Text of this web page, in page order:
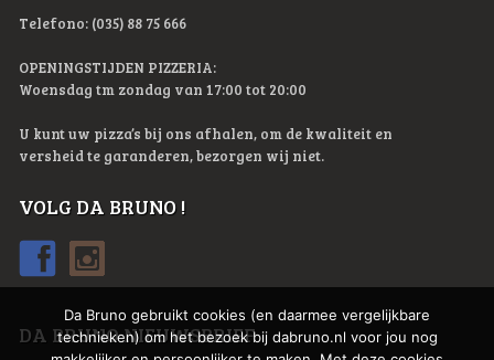
Telefono: (035) 88 75 666
OPENINGSTIJDEN PIZZERIA:
Woensdag tm zondag van 17:00 tot 20:00
U kunt uw pizza’s bij ons afhalen, om de kwaliteit en
versheid te garanderen, bezorgen wij niet.
VOLG DA BRUNO !
DA BRUNO NIEUWSBRIEF
Da Bruno gebruikt cookies (en daarmee vergelijkbare
technieken) om het bezoek bij dabruno.nl voor jou nog